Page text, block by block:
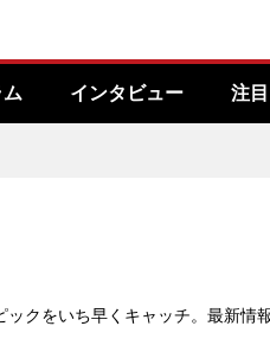
ム インタビュー 注
ックをいち早くキャッチ。最新情